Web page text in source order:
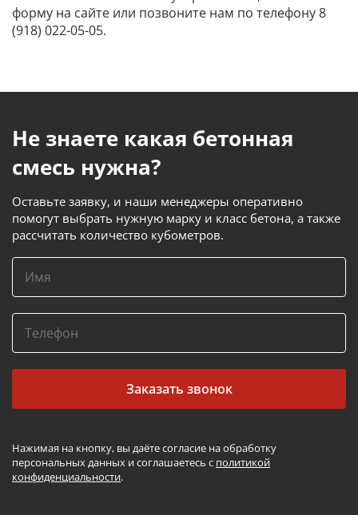
форму на сайте или позвоните нам по телефону 8
(918) 022-05-05.
Не знаете какая бетонная
смесь нужна?
Оставьте заявку, и наши менеджеры оперативно
помогут выбрать нужную марку и класс бетона, а также
рассчитать количество кубометров.
Заказать звонок
Нажимая на кнопку, вы даёте согласие на обработку
персональных данных и соглашаетесь с политикой
конфиденциальности.